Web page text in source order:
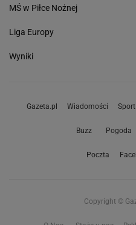
MŚ w Piłce Nożnej
Liga Europy
Wyniki
Gazeta.pl Wiadomości
Buzz Pogoda
Poczta
Copyright ©